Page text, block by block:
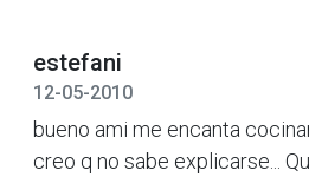
estefani
12-05-2010
bueno ami me encanta
creo q no sabe explicarse...